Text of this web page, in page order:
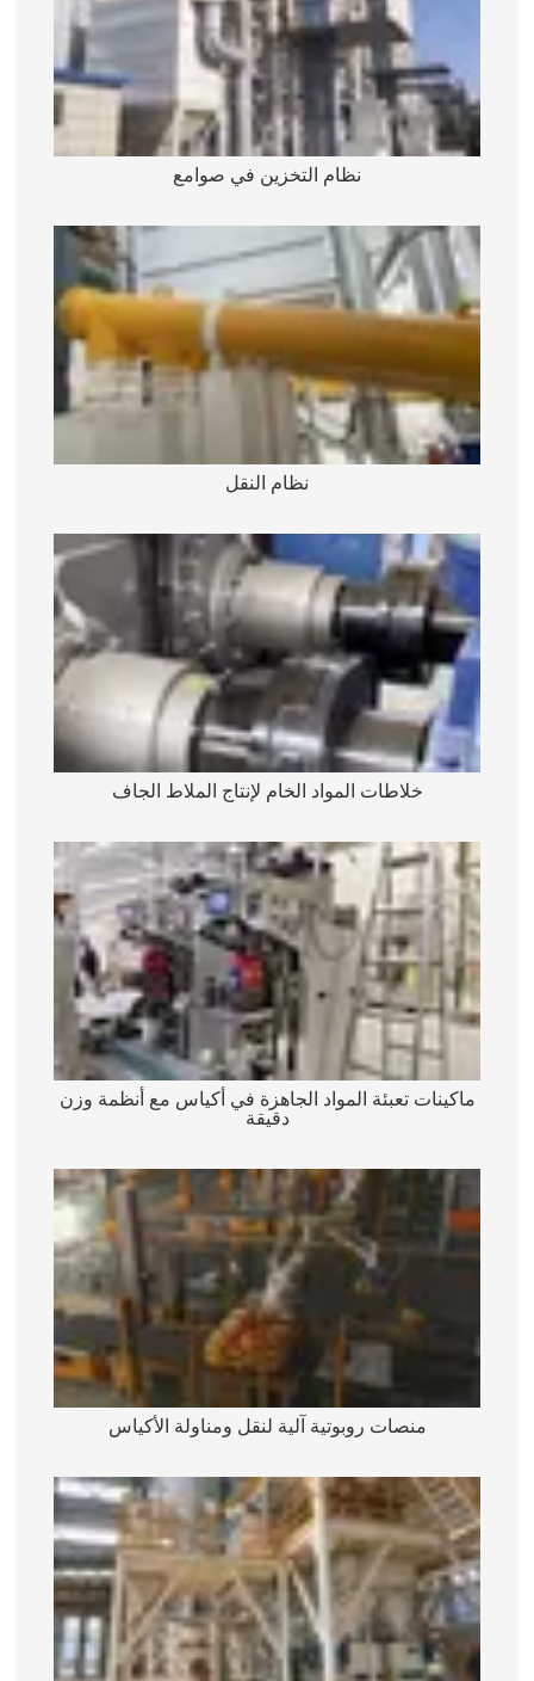
نظام التخزين في صوامع
نظام النقل
خلاطات المواد الخام لإنتاج الملاط الجاف
ماكينات تعبئة المواد الجاهزة في أكياس مع أنظمة وزن
دقيقة
منصات روبوتية آلية لنقل ومناولة الأكياس